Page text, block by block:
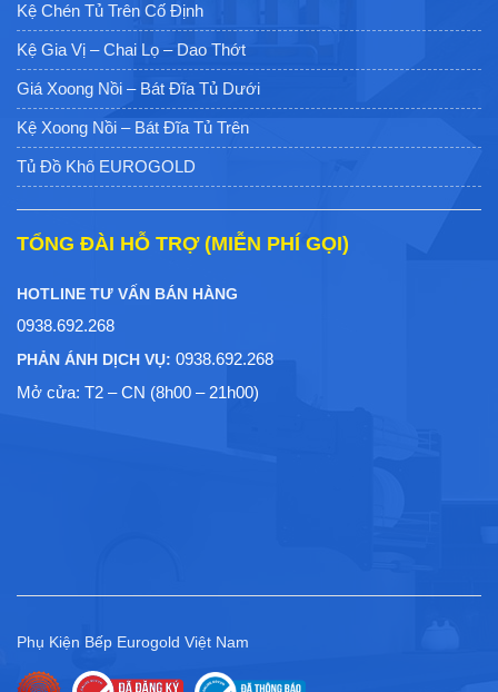
Kệ Chén Tủ Trên Cố Định
Kệ Gia Vị – Chai Lọ – Dao Thớt
Giá Xoong Nồi – Bát Đĩa Tủ Dưới
Kệ Xoong Nồi – Bát Đĩa Tủ Trên
Tủ Đồ Khô EUROGOLD
TỔNG ĐÀI HỖ TRỢ (MIỄN PHÍ GỌI)
HOTLINE TƯ VẤN BÁN HÀNG
0938.692.268
PHẢN ÁNH DỊCH VỤ: 0938.692.268
Mở cửa: T2 – CN (8h00 – 21h00)
Phụ Kiện Bếp Eurogold Việt Nam